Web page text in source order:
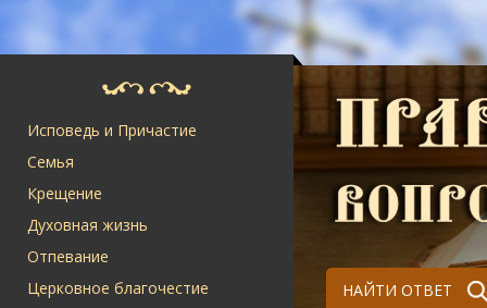
Исповедь и Причастие
Семья
Крещение
Духовная жизнь
Отпевание
Церковное благочестие
НАЙТИ ОТВЕТ